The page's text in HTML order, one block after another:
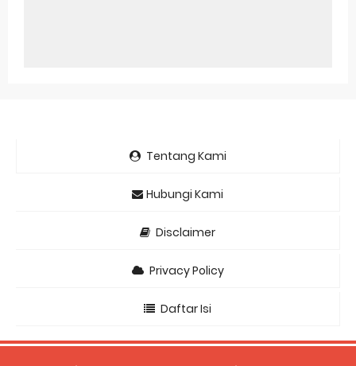
Tentang Kami
Hubungi Kami
Disclaimer
Privacy Policy
Daftar Isi